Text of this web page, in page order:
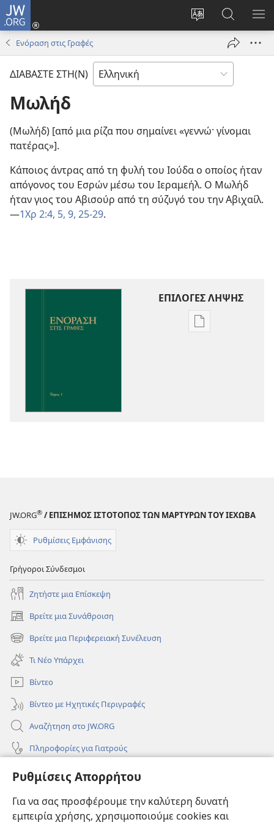
Ρυθμίσεις Απορρήτου
Για να σας προσφέρουμε την καλύτερη δυνατή
εμπειρία χρήσης, χρησιμοποιούμε cookies και
JW.ORG
Αλλαγή
γλώσσας
ιστότοπου
Σύνδεση
(ανοίγει
παράθυρο)
στο
JW.ORG
Ενόραση στις Γραφές
ΔΙΑΒΑΣΤΕ ΣΤΗ(Ν)
Μωλήδ
(Μωλήδ) [από μια ρίζα που σημαίνει «γεννώ· γίνομαι
πατέρας»].
Κάποιος άντρας από τη φυλή του Ιούδα ο οποίος ήταν
απόγονος του Εσρών μέσω του Ιεραμεήλ. Ο Μωλήδ
ήταν γιος του Αβισούρ από τη σύζυγό του την Αβιχαίλ.
—1Χρ 2:4, 5, 9, 25-29.
ΕΠΙΛΟΓΕΣ ΛΗΨΗΣ
Επιλογές
JW.ORG® / ΕΠΙΣΗΜΟΣ ΙΣΤΟΤΟΠΟΣ ΤΩΝ ΜΑΡΤΥΡΩΝ ΤΟΥ ΙΕΧΩΒΑ
Ρυθμίσεις Εμφάνισης
Γρήγοροι Σύνδεσμοι
Ζητήστε μια Επίσκεψη
Βρείτε μια Συνάθροιση
(ανοίγει
νέο
παράθυρο)
Βρείτε μια Περιφερειακή Συνέλευση
(ανοίγει
νέο
παράθυρο)
Τι Νέο Υπάρχει
Βίντεο
Βίντεο με Ηχητικές Περιγραφές
Αναζήτηση στο JW.ORG
Πληροφορίες για Γιατρούς
Πληροφορίες για Επίσημους Φορείς και ΜΜΕ